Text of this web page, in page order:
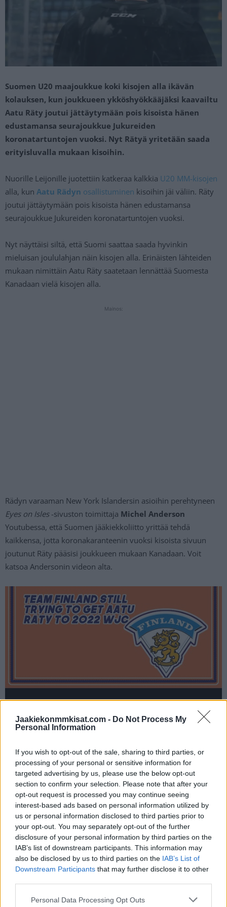
Jaakiekonmmkisat.com - Do Not Process My
Personal Information
If you wish to opt-out of the sale, sharing to third parties, or
processing of your personal or sensitive information for
targeted advertising by us, please use the below opt-out
section to confirm your selection. Please note that after your
opt-out request is processed you may continue seeing
interest-based ads based on personal information utilized by
us or personal information disclosed to third parties prior to
your opt-out. You may separately opt-out of the further
disclosure of your personal information by third parties on the
IAB’s list of downstream participants. This information may
also be disclosed by us to third parties on the IAB’s List of
Downstream Participants that may further disclose it to other
Personal Data Processing Opt Outs
Suomen U20 maajoukkue koki kisojen alla ikävän
kolauksen, kun joukkueen ykköshyökkääjäksi kaavailtu
Aatu Räty joutui jättäytymään pois kisoista hänen
edustamansa seurajoukkue Jukureiden
koronatartuntojen vuoksi. Nyt Rätyä yritetään saada
erityisluvalla mukaan kisoihin.
Nuorille Leijonille juotettiin katkeraa kalkkia U20 MM-kisojen
alla, kun Aatu Rädyn osallistuminen kisoihin jäi väliin. Räty
joutui jättäytymään pois kisoista hänen edustamansa
seurajoukkue Jukureiden koronatartuntojen vuoksi.
Nyt näyttäisi siltä, että Suomi saattaa saada hyvinkin
mieluisan joululahjan näin kisojen alla. Erinäisten lähteiden
mukaan nimittäin Aatu Räty saatetaan lennättää Suomesta
Kanadaan vielä kisojen alla.
Mainos:
Rädyn varaaman New York Islandersin asioihin perehtyneen
Eyes on Isles-sivuston toimittaja Michel Anderson
Youtubessa, että Suomen jääkiekkoliitto yrittää tehdä
kaikkensa, jotta koronakaranteenin vuoksi kisoista sivuun
joutunut Räty pääsisi joukkueen mukaan Kanadaan. Voit
katsoa Andersonin videon alta.
Jos video ei näy laitteellasi voit katsoa sen suoraan
Kisojen säännöissä on ilmoitettu, että joukkueiden piti saapua
kisapaikalle viime viikon torstaihin mennessä. Kanadan
joukkue ei näin kuitenkaan tehnyt, vaan saapui Edmontoniin
vasta tänä keskiviikkona. Nyt Suomen jääkiekkoliitossa
yritetään vedota tähän, jotta Räty saataisiin tuoda Suomesta
Kanadaan vielä muita myöhemmin. Saapumispäivä oli Rädylle
koronakaranteenin vuoksi ongelmaillinen, kuten myös Ässien
puolustajaRami Määtälle .
Mikäli Räty saadaan mukaan Nuorten Leijonien joukkueeseen,
voi päävalmentajaAntti Pennanenhuokaista helpotuksesta.